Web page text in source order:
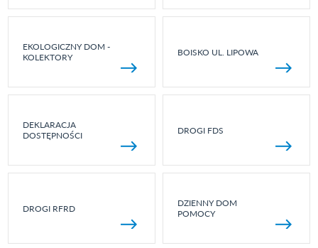
EKOLOGICZNY DOM -
KOLEKTORY
BOISKO UL. LIPOWA
DEKLARACJA
DOSTĘPNOŚCI
DROGI FDS
DROGI RFRD
DZIENNY DOM
POMOCY